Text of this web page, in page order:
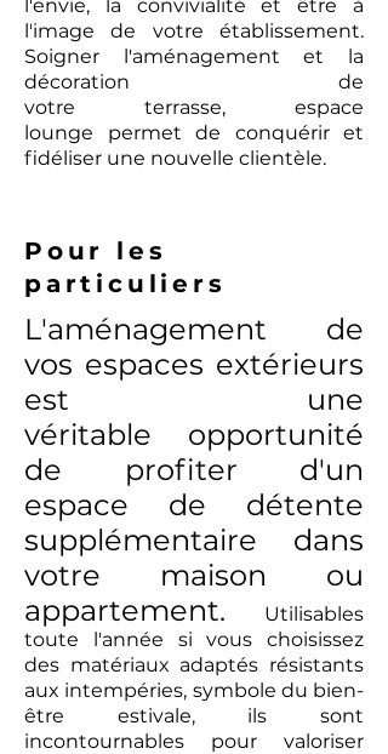
l'envie, la convivialité et être à
l'image de votre établissement.
Soigner l'aménagement et la
décoration de
votre terrasse, espace
lounge permet de conquérir et
fidéliser une nouvelle clientèle.
Pour les
particuliers
L'aménagement de
vos espaces extérieurs
est une
véritable opportunité
de profiter d'un
espace de détente
supplémentaire dans
votre maison ou
appartement. Utilisables
toute l'année si vous choisissez
des matériaux adaptés résistants
aux intempéries, symbole du bien-
être estivale, ils sont
incontournables pour valoriser